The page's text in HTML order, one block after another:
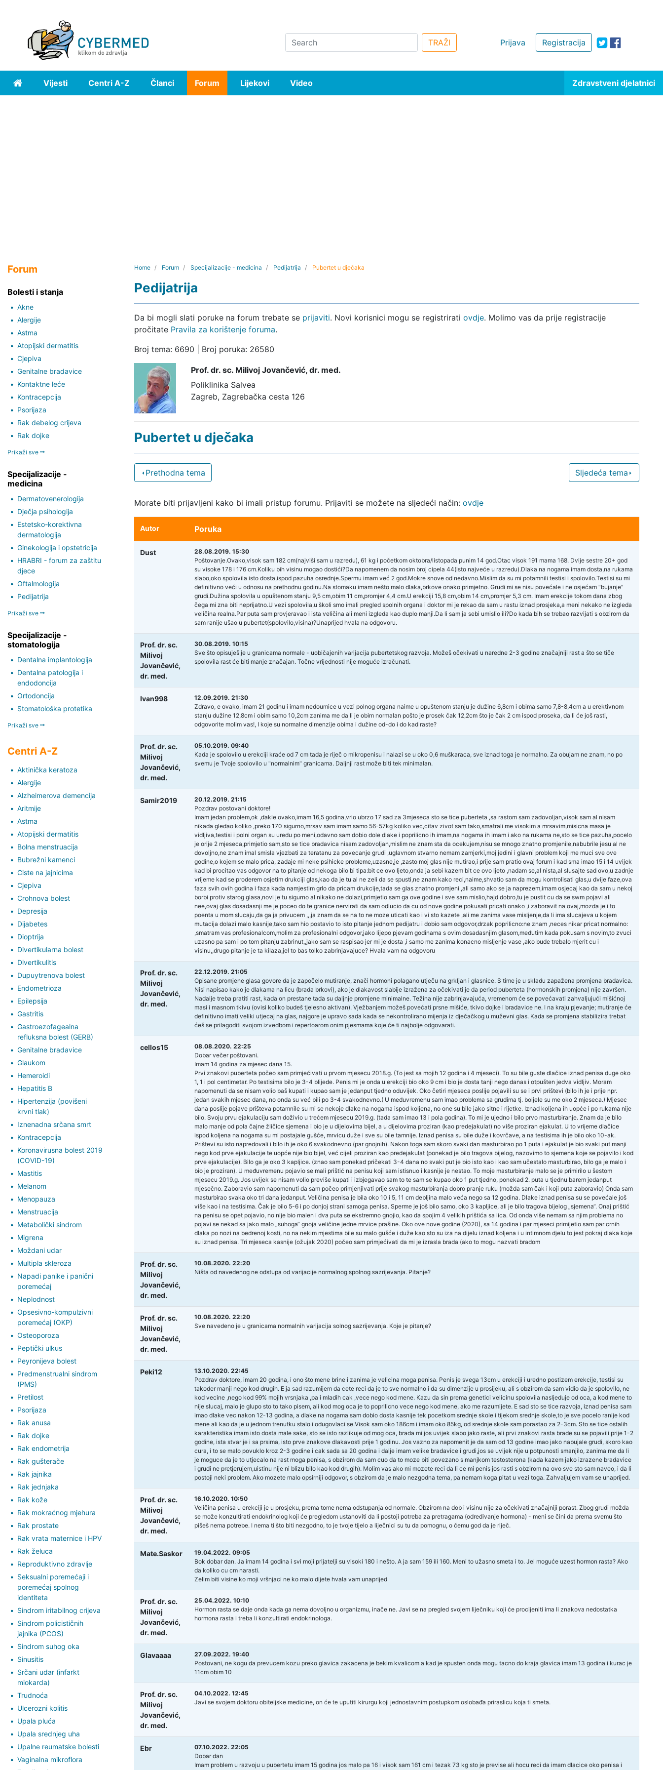
Registracija
Prijava
Search TRAŽI
Home Vijesti Centri A-Z Članci Forum Lijekovi Video Zdravstveni djelatnici
Forum
Bolesti i stanja
Akne
Alergije
Astma
Atopijski dermatitis
Cjepiva
Genitalne bradavice
Kontaktne leće
Kontracepcija
Psorijaza
Rak debelog crijeva
Rak dojke
Prikaži sve
Specijalizacije -
medicina
Dermatovenerologija
Dječja psihologija
Estetsko-korektivna
dermatologija
Ginekologija i opstetricija
HRABRI - forum za zaštitu
djece
Oftalmologija
Pedijatrija
Prikaži sve
Specijalizacije -
stomatologija
Dentalna implantologija
Dentalna patologija i
endodoncija
Ortodoncija
Stomatološka protetika
Prikaži sve
Centri A-Z
Aktinička keratoza
Alergije
Alzheimerova demencija
Aritmije
Astma
Atopijski dermatitis
Bolna menstruacija
Bubrežni kamenci
Ciste na jajnicima
Cjepiva
Crohnova bolest
Depresija
Dijabetes
Dioptrija
Divertikularna bolest
Divertikulitis
Dupuytrenova bolest
Endometrioza
Epilepsija
Gastritis
Gastroezofagealna
refluksna bolest (GERB)
Genitalne bradavice
Glaukom
Hemeroidi
Hepatitis B
Hipertenzija (povišeni
krvni tlak)
Iznenadna srčana smrt
Kontracepcija
Koronavirusna bolest 2019
(COVID-19)
Mastitis
Melanom
Menopauza
Menstruacija
Metabolički sindrom
Migrena
Moždani udar
Multipla skleroza
Napadi panike i panični
poremećaj
Neplodnost
Opsesivno-kompulzivni
poremećaj (OKP)
Osteoporoza
Peptički ulkus
Peyronijeva bolest
Predmenstrualni sindrom
(PMS)
Pretilost
Psorijaza
Rak anusa
Rak dojke
Rak endometrija
Rak gušterače
Rak jajnika
Rak jednjaka
Rak kože
Rak mokraćnog mjehura
Rak prostate
Rak vrata maternice i HPV
Rak želuca
Reproduktivno zdravlje
Seksualni poremećaji i
poremećaj spolnog
identiteta
Sindrom iritabilnog crijeva
Sindrom policističnih
jajnika (PCOS)
Sindrom suhog oka
Sinusitis
Srčani udar (infarkt
miokarda)
Trudnoća
Ulcerozni kolitis
Upala pluća
Upala srednjeg uha
Upalne reumatske bolesti
Vaginalna mikroflora
Home Forum Specijalizacije - medicina Pedijatrija Pubertet u dječaka
Pedijatrija
Da bi mogli slati poruke na forum trebate se prijaviti. Novi korisnici mogu se registrirati ovdje. Molimo vas da prije registracije
pročitate Pravila za korištenje foruma.
Broj tema: 6690 | Broj poruka: 26580
Prof. dr. sc. Milivoj Jovančević, dr. med.
Poliklinika Salvea
Zagreb, Zagrebačka cesta 126
Pubertet u dječaka
Prethodna tema Sljedeća tema
Morate biti prijavljeni kako bi imali pristup forumu. Prijaviti se možete na sljedeći način: ovdje
Autor Poruka
Dust
28.08.2019. 15:30
Poštovanje.Ovako,visok sam 182 cm(najviši sam u razredu), 61 kg i početkom oktobra/listopada punim 14 god.Otac visok 191 mama 168. Dvije sestre 20+ god
su visoke 178 i 176 cm.Koliku bih visinu mogao dostići?Da napomenem da nosim broj cipela 44(isto najveće u razredu).Dlaka na nogama imam dosta,na rukama
slabo,oko spolovila isto dosta,ispod pazuha osrednje.Spermu imam već 2 god.Mokre snove od nedavno.Mislim da su mi potamnili testisi i spolovilo.Testisi su mi
definitivno veći u odnosu na prethodnu godinu.Na stomaku imam nešto malo dlaka,brkove onako primjetno. Grudi mi se nisu povećale i ne osjećam "bujanje"
grudi.Dužina spolovila u opuštenom stanju 9,5 cm,obim 11 cm,promjer 4,4 cm.U erekciji 15,8 cm,obim 14 cm,promjer 5,3 cm. Imam erekcije tokom dana zbog
čega mi zna biti neprijatno.U vezi spolovila,u školi smo imali pregled spolnih organa i doktor mi je rekao da sam u rastu iznad prosjeka,a meni nekako ne izgleda
veličina realna.Par puta sam provjeravao i ista veličina ali meni izgleda kao duplo manji.Da li sam ja sebi umislio ili?Do kada bih se trebao razvijati s obzirom da
sam ranije ušao u pubertet(spolovilo,visina)?Unaprijed hvala na odgovoru.
Prof. dr. sc.
Milivoj
Jovančević,
dr. med.
30.08.2019. 10:15
Sve što opisuješ je u granicama normale - uobičajenih varijacija pubertetskog razvoja. Možeš očekivati u naredne 2-3 godine značajniji rast a što se tiče
spolovila rast će biti manje značajan. Točne vrijednosti nije moguće izračunati.
Ivan998
12.09.2019. 21:30
Zdravo, e ovako, imam 21 godinu i imam nedoumice u vezi polnog organa naime u opuštenom stanju je dužine 6,8cm i obima samo 7,8-8,4cm a u erektivnom
stanju dužine 12,8cm i obim samo 10,2cm zanima me da li je obim normalan pošto je prosek čak 12,2cm što je čak 2 cm ispod proseka, da li će još rasti,
odgovorite molim vas!, I koje su normalne dimenzije obima i dužine od-do i do kad raste?
Prof. dr. sc.
Milivoj
Jovančević,
dr. med.
05.10.2019. 09:40
Kada je spolovilo u erekciji kraće od 7 cm tada je riječ o mikropenisu i nalazi se u oko 0,6 muškaraca, sve iznad toga je normalno. Za obujam ne znam, no po
svemu je Tvoje spolovilo u "normalnim" granicama. Daljnji rast može biti tek minimalan.
Samir2019
20.12.2019. 21:15
Pozdrav postovani doktore!
Imam jedan problem,ok ,dakle ovako,imam 16,5 godina,vrlo ubrzo 17 sad za 3mjeseca sto se tice puberteta ,sa rastom sam zadovoljan,visok sam al nisam
nikada gledao koliko ,preko 170 sigurno,mrsav sam imam samo 56-57kg koliko vec,citav zivot sam tako,smatrali me visokim a mrsavim,misicna masa je
vidljiva,testisi i polni organ su uredu po meni,odavno sam dobio dole dlake i poprilicno ih imam,na nogama ih imam i ako na rukama ne,sto se tice pazuha,pocelo
je orije 2 mjeseca,primjetio sam,sto se tice bradavica nisam zadovoljan,mislim ne znam sta da ocekujem,nisu se mnogo znatno promjenile,nabubrile jesu al ne
dovoljno,ne znam imal smisla vjezbati za teratanu za povecanje grudi ,uglavnom stvarno nemam zamjerki,moj jedini i glavni problem koji me muci sve ove
godine,o kojem se malo prica, zadaje mi neke psihicke probleme,uzasne,je ,zasto moj glas nije mutirao,i prije sam pratio ovaj forum i kad sma imao 15 i 14 uvijek
kad bi procitao vas odgovor na to pitanje od nekoga bilo bi tipa:bit ce ovo ljeto,onda ja sebi kazem bit ce ovo ljeto ,nadam se,al nista,al slusajte sad ovo,u zadnje
vrijeme kad se proderem osjetim drukciji glas,kao da je tu al ne zeli da se spusti,ne znam kako reci,naime,shvatio sam da mogu kontrolisati glas,u dvije faze,ova
faza svih ovih godina i faza kada namjestim grlo da pricam drukcije,tada se glas znatno promjeni ,ali samo ako se ja naprezem,imam osjecaj kao da sam u nekoj
borbi protiv starog glasa,novi je tu sigurno al nikako ne dolazi,primjetio sam ga ove godine i sve sam mislio,hajd dobro,tu je pustit cu da se swm pojavi ali
nee,ovaj glas dosadasnji me je poceo do te granice nervirati da sam odlucio da cu od nove godine pokusati pricati onako ,i zaboravit na ovaj,mozda je i to
poenta u mom slucaju,da ga ja privucem ,,,ja znam da se na to ne moze uticati kao i vi sto kazete ,ali me zanima vase misljenje,da li ima slucajeva u kojem
mutacija dolazi malo kasnije,tako sam hio postavio to isto pitanje jednom pedijatru i dobio sam odgovor,drzak poprilicno:ne znam ,neces nikar pricat normalno:
,smatram vas profesionalcom,molim za profesionalni odgovor,jako lijepo pjevam godinama s ovim dosadasnjim glasom,međutim kada pokusam s novim,to zvuci
uzasno pa sam i po tom pitanju zabrinut,,jako sam se raspisao jer mi je dosta ,i samo me zanima konacno misljenje vase ,ako bude trebalo mjerit cu i
visinu,,drugo pitanje je ta kilaza,jel to bas tolko zabrinjavajuce? Hvala vam na odgovoru
Prof. dr. sc.
Milivoj
Jovančević,
dr. med.
22.12.2019. 21:05
Opisane promjene glasa govore da je započelo mutiranje, znači hormoni polagano utječu na grkljan i glasnice. S time je u skladu zapažena promjena bradavica.
Nisi napisao kako je dlakama na licu (brada brkovi), ako je dlakavost slabije izražena za očekivati je da period puberteta (hormonskih promjena) nije završen.
Nadalje treba pratiti rast, kada on prestane tada su daljnje promjene minimalne. Težina nije zabrinjavajuća, vremenom će se povećavati zahvaljujući mišićnoj
masi i masnom tkivu (ovisi koliko budeš tjelesno aktivan). Vježbanjem možeš povećati prsne mišiće, tkivo dojke i bradavice ne. I na kraju pjevanje; mutiranje će
definitivno imati veliki utjecaj na glas, najgore je upravo sada kada se nekontrolirano mijenja iz dječačkog u muževni glas. Kada se promjena stabilizira trebat
ćeš se prilagoditi svojom izvedbom i repertoarom onim pjesmama koje će ti najbolje odgovarati.
cellos15
08.08.2020. 22:25
Dobar večer poštovani.
Imam 14 godina za mjesec dana 15.
Prvi znakovi puberteta počeo sam primjećivati u prvom mjesecu 2018.g. (To jest sa mojih 12 godina i 4 mjeseci). To su bile guste dlačice iznad penisa duge oko
1, 1 i pol centimetar. Po testisima bilo je 3-4 blijede. Penis mi je onda u erekciji bio oko 9 cm i bio je dosta tanji nego danas i otpušten jedva vidljiv. Moram
napomenuti da se nisam volio baš kupati i kupao sam je jedanput tjedno oduvijek. Oko četiri mjeseca poslije pojavili su se i prvi prištevi (bilo ih je i prije npr.
jedan svakih mjesec dana, no onda su već bili po 3-4 svakodnevno.( U međuvremenu sam imao problema sa grudima tj. boljele su me oko 2 mjeseca.) Mjesec
dana poslije pojave prišteva potamnile su mi se nekoje dlake na nogama ispod koljena, no one su bile jako sitne i rijetke. Iznad koljena ih uopće i po rukama nije
bilo. Svoju prvu ejakulaciju sam doživio u trećem mjesecu 2019.g. (tada sam imao 13 i pola godina). To mi je ujedno i bilo prvo masturbiranje. Znam da je bilo
malo manje od pola čajne žličice sjemena i bio je u dijelovima bijel, a u dijelovima proziran (kao predejakulat) no više proziran ejakulat. U to vrijeme dlačice
ispod koljena na nogama su mi postajale gušće, mrvicu duže i sve su bile tamnije. Iznad penisa su bile duže i kovrčave, a na testisima ih je bilo oko 10-ak.
Prištevi su isto napredovali i bilo ih je oko 6 svakodnevno (par gnojnih). Nakon toga sam skoro svaki dan masturbirao po 1 puta i ejakulat je bio svaki put manji
nego kod prve ejakulacije te uopće nije bio bijel, već cijeli proziran kao predejakulat (ponekad je bilo tragova bijelog, nazovimo to sjemena koje se pojavilo i kod
prve ejakulacije). Bilo ga je oko 3 kapljice. (znao sam ponekad pričekati 3-4 dana no svaki put je bio isto kao i kao sam učestalo masturbirao, bilo ga je malo i
bio je proziran). U međuvremenu pojavio se mali prištić na penisu koji sam istisnuo i kasnije je nestao. To moje masturbiranje malo se je primirilo u šestom
mjesecu 2019.g. Jos uvijek se nisam volio previše kupati i izbjegavao sam to te sam se kupao oko 1 put tjedno, ponekad 2. puta u tjednu barem jedanput
mjesečno. Zaboravio sam napomenuti da sam počeo primjenjivati prije svakog masturbiranja dobro pranje ruku (možda sam čak i koji puta zaboravio) Onda sam
masturbirao svaka oko tri dana jedanput. Veličina penisa je bila oko 10 i 5, 11 cm debljina malo veća nego sa 12 godina. Dlake iznad penisa su se povećale još
više kao i na testisima. Čak je bilo 5-6 i po donjoj strani samoga penisa. Sperme je još bilo samo, oko 3 kapljice, ali je bilo tragova bijelog „sjemena“. Onaj prištić
na penisu se opet pojavio, no nije bio malen i dva puta se ekstremno gnojio, kao da spojim 4 velikih prištića sa lica. Od onda više nemam sa njim problema no
pojavi se nekad sa jako malo „suhoga“ gnoja veličine jedne mrvice prašine. Oko ove nove godine (2020), sa 14 godina i par mjeseci primijetio sam par crnih
dlaka po nozi na bedrenoj kosti, no na nekim mjestima bile su malo gušće i duže kao sto su iza na dijelu iznad koljena i u intimnom djelu to jest pokraj dlaka koje
su iznad penisa. Tri mjeseca kasnije (ožujak 2020) počeo sam primjećivati da mi je izrasla brada (ako to mogu nazvati bradom
Prof. dr. sc.
Milivoj
Jovančević,
dr. med.
10.08.2020. 22:20
Ništa od navedenog ne odstupa od varijacije normalnog spolnog sazrijevanja. Pitanje?
Prof. dr. sc.
Milivoj
Jovančević,
dr. med.
10.08.2020. 22:20
Sve navedeno je u granicama normalnih varijacija solnog sazrijevanja. Koje je pitanje?
Peki12
13.10.2020. 22:45
Pozdrav doktore, imam 20 godina, i ono što mene brine i zanima je velicina moga penisa. Penis je svega 13cm u erekciji i uredno postizem erekcije, testisi su
također manji nego kod drugih. E ja sad razumijem da cete reci da je to sve normalno i da su dimenzije u prosijeku, ali s obzirom da sam vidio da je spolovilo, ne
kod vecine ,nego kod 99% mojih vrsnjaka ,pa i mladih cak ,vece nego kod mene. Kazu da sin prema genetici velicinu spolovila nasljeduje od oca, a kod mene to
nije slucaj, malo je glupo sto to tako pisem, ali kod mog oca je to poprilicno vece nego kod mene, ako me razumijete. E sad sto se tice razvoja, iznad penisa sam
imao dlake vec nakon 12-13 godina, a dlake na nogama sam dobio dosta kasnije tek pocetkom srednje skole i tijekom srednje skole,to je sve pocelo ranije kod
mene ali kao da je u jednom trenutku stalo i odugovlaci se.Visok sam oko 186cm i imam oko 85kg, od srednje skole sam porastao za 2-3cm. Sto se tice ostalih
karakteristika imam isto dosta male sake, sto se isto razlikuje od mog oca, brada mi jos uvijek slabo jako raste, ali prvi znakovi rasta brade su se pojavili prije 1-2
godine, ista stvar je i sa prsima, isto prve znakove dlakavosti prije 1 godinu. Jos vazno za napomenit je da sam od 13 godine imao jako nabujale grudi, skoro kao
cura, i to se malo povuklo kroz 2-3 godine i cak sada sa 20 godina i dalje imam velike bradavice i grudi,jos se uvijek nije u potpunosti smanjilo, zanima me da li
je moguce da je to utjecalo na rast moga penisa, s obzirom da sam cuo da to moze biti povezano s manjkom testosterona (kada kazem jako izrazene bradavice
i grudi ne pretjerujem,uistinu nije ni blizu bilo kao kod drugih). Molim vas ako mi mozete reci da li ce mi penis jos rasti s obzirom na ovo sve sto sam naveo, i da li
postoji neki problem. Ako mozete malo opsirniji odgovor, s obzirom da je malo nezgodna tema, pa nemam koga pitat u vezi toga. Zahvaljujem vam se unaprijed.
Prof. dr. sc.
Milivoj
Jovančević,
dr. med.
16.10.2020. 10:50
Veličina penisa u erekciji je u prosjeku, prema tome nema odstupanja od normale. Obzirom na dob i visinu nije za očekivati značajniji porast. Zbog grudi možda
se može konzultirati endokrinolog koji će pregledom ustanoviti da li postoji potreba za pretragama (određivanje hormona) - meni se čini da prema svemu što
pišeš nema potrebe. I nema ti što biti nezgodno, to je tvoje tijelo a liječnici su tu da pomognu, o čemu god da je riječ.
Mate.Saskor
19.04.2022. 09:05
Bok dobar dan. Ja imam 14 godina i svi moji prijatelji su visoki 180 i nešto. A ja sam 159 ili 160. Meni to užasno smeta i to. Jel moguće uzest hormon rasta? Ako
da koliko cu cm narasti.
Zelim biti visine ko moji vršnjaci ne ko malo dijete hvala vam unaprijed
Prof. dr. sc.
Milivoj
Jovančević,
dr. med.
25.04.2022. 10:10
Hormon rasta se daje onda kada ga nema dovoljno u organizmu, inače ne. Javi se na pregled svojem liječniku koji će procijeniti ima li znakova nedostatka
hormona rasta i treba li konzultirati endokrinologa.
Glavaaaa
27.09.2022. 19:40
Postovani, ne kogu da prevucem kozu preko glavica zakacena je bekim kvalicom a kad je spusten onda mogu tacno do kraja glavica imam 13 godina i kurac je
11cm obim 10
Prof. dr. sc.
Milivoj
Jovančević,
dr. med.
04.10.2022. 12:45
Javi se svojem doktoru obiteljske medicine, on će te uputiti kirurgu koji jednostavnim postupkom oslobađa priraslicu koja ti smeta.
Ebr
07.10.2022. 22:05
Dobar dan
Imam problem u razvoju u pubertetu imam 15 godina jos malo pa 16 i visok sam 161 cm i tezak 73 kg sto je previse ali hocu reci da imam dlacice oko penisa i